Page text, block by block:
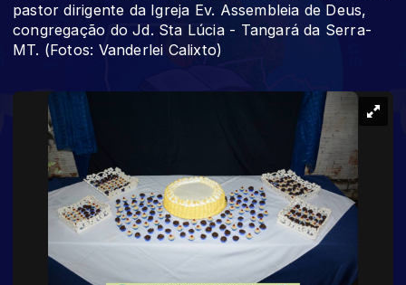
pastor dirigente da Igreja Ev. Assembleia de Deus,
congregação do Jd. Sta Lúcia - Tangará da Serra-
MT. (Fotos: Vanderlei Calixto)